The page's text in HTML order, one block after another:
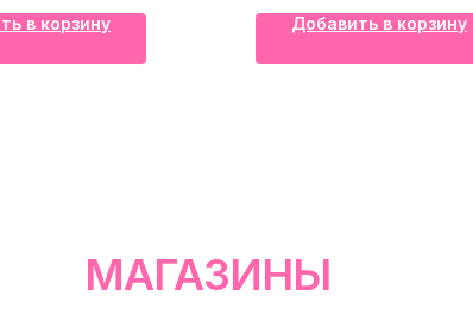
в корзину Добавить в корзину
МАГАЗИНЫ